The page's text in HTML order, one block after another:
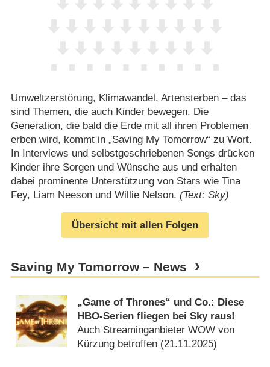
Umweltzerstörung, Klimawandel, Artensterben – das
sind Themen, die auch Kinder bewegen. Die
Generation, die bald die Erde mit all ihren Problemen
erben wird, kommt in „Saving My Tomorrow“ zu Wort.
In Interviews und selbstgeschriebenen Songs drücken
Kinder ihre Sorgen und Wünsche aus und erhalten
dabei prominente Unterstützung von Stars wie Tina
Fey, Liam Neeson und Willie Nelson. (Text: Sky)
Übersicht mit allen Folgen
Saving My Tomorrow – News
„Game of Thrones“ und Co.: Diese
HBO-Serien fliegen bei Sky raus!
Auch Streaminganbieter WOW von
Kürzung betroffen (21.11.2025)